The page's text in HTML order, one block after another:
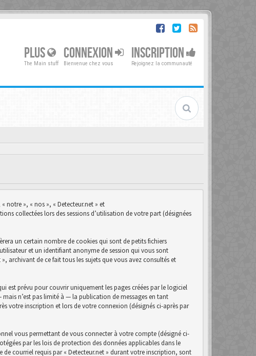
PLUS
The Main stuff
CONNEXION
Bienvenue chez vous
INSCRIPTION
Rejoignez la communauté
notre », « nos », « Detecteur.net » et
collectées lors des sessions d’utilisation de votre part (désignées
un certain nombre de cookies qui sont de petits fichiers
et un identifiant anonyme de session qui vous sont
archivant de ce fait tous les sujets que vous avez consultés et
est prévu pour couvrir uniquement les pages créées par le logiciel
n’est pas limité à — la publication de messages en tant
votre inscription et lors de votre connexion (désignés ci-après par
vous permettant de vous connecter à votre compte (désigné ci-
par les lois de protection des données applicables dans le
courriel requis par « Detecteur.net » durant votre inscription, sont